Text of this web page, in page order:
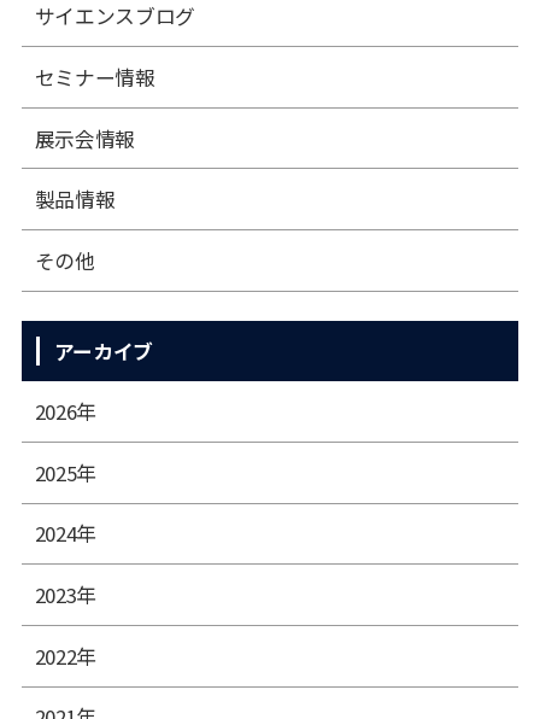
サイエンスブログ
セミナー情報
展⽰会情報
製品情報
その他
アーカイブ
2026年
2025年
2024年
2023年
2022年